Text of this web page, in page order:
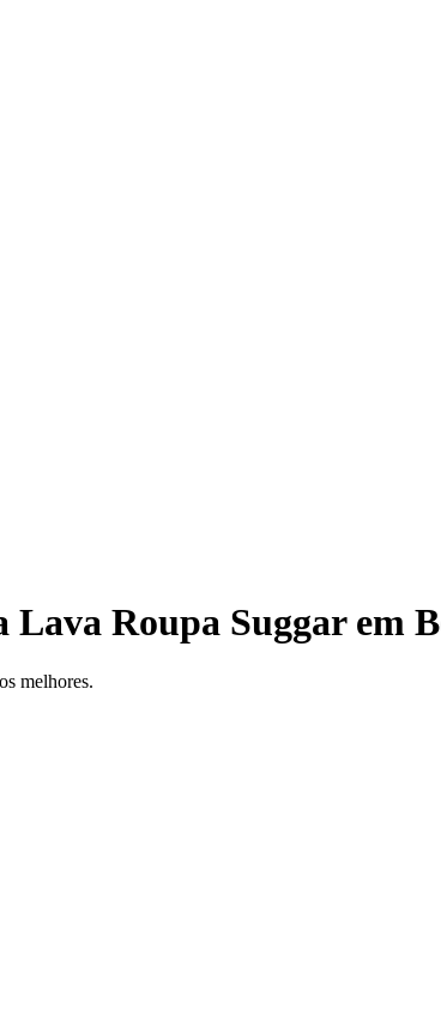
Lava Roupa Suggar em
melhores.